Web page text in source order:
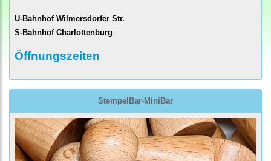
U-Bahnhof Wilmersdorfer Str.
S-Bahnhof Charlottenburg
Öffnungszeiten
StempelBar-MiniBar